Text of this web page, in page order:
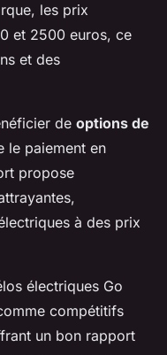
les prix
et 2500 euros, ce
et des
de options de
le paiement en
propose
à des prix
électriques Go
compétitifs
un bon rapport